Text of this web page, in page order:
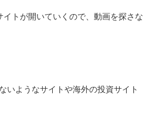
トが開いていくので、動画を探さな
いようなサイトや海外の投資サイト